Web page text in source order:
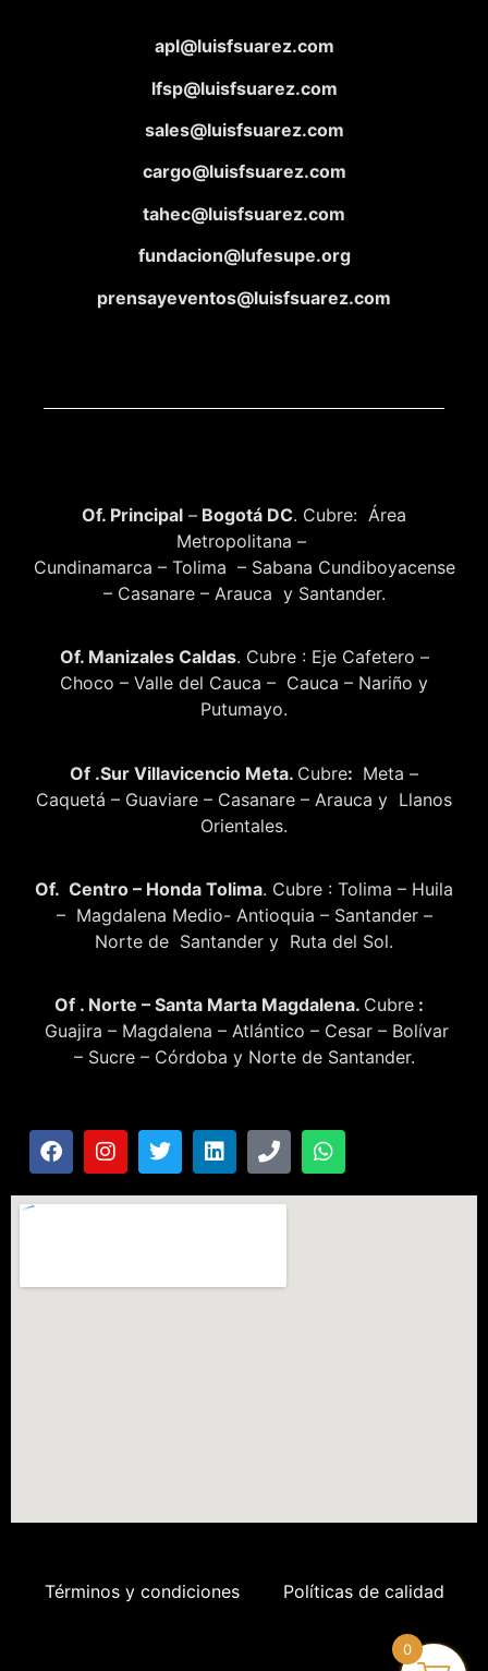
apl@luisfsuarez.com
lfsp@luisfsuarez.com
sales@luisfsuarez.com
cargo@luisfsuarez.com
tahec@luisfsuarez.com
fundacion@lufesupe.org
prensayeventos@luisfsuarez.com
Of. Principal – Bogotá DC. Cubre: Área
Metropolitana –
Cundinamarca – Tolima – Sabana Cundiboyacense
– Casanare – Arauca y Santander.
Of. Manizales Caldas. Cubre : Eje Cafetero –
Choco – Valle del Cauca – Cauca – Nariño y
Putumayo.
Of .Sur Villavicencio Meta. Cubre: Meta –
Caquetá – Guaviare – Casanare – Arauca y Llanos
Orientales.
Of. Centro – Honda Tolima. Cubre : Tolima – Huila
– Magdalena Medio- Antioquia – Santander –
Norte de Santander y Ruta del Sol.
Of . Norte – Santa Marta Magdalena. Cubre :
Guajira – Magdalena – Atlántico – Cesar – Bolívar
– Sucre – Córdoba y Norte de Santander.
Términos y condiciones Políticas de calidad
0